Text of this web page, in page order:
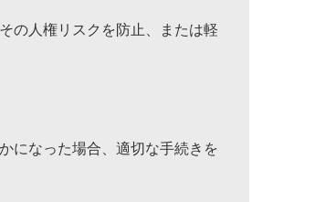
の人権リスクを防止、または軽
になった場合、適切な手続きを